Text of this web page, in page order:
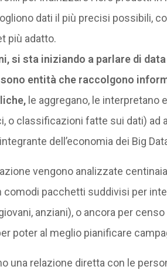
dati il più precisi possibili,
più adatto.
si sta iniziando a parlare di
entità che raccolgono
le aggregano, le interpretano
o classificazioni fatte sui dati) ad
dell’economia dei Big
vengono analizzate
pacchetti suddivisi per
anziani), o ancora per
poter al meglio pianificare
una relazione diretta con le